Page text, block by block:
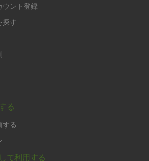
ント登録
探す
る
る
て利用する